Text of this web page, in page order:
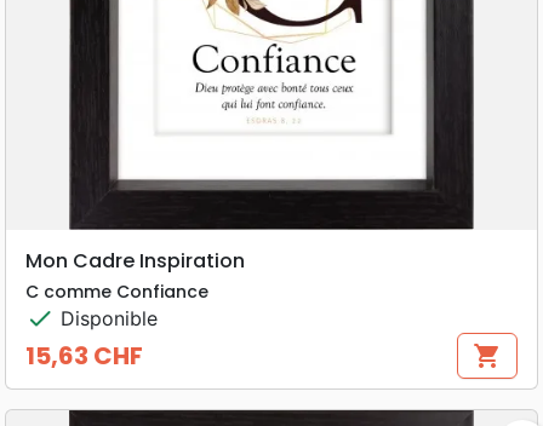
Mon Cadre Inspiration
C comme Confiance
check Disponible
Prix
15,63 CHF shopping_cart